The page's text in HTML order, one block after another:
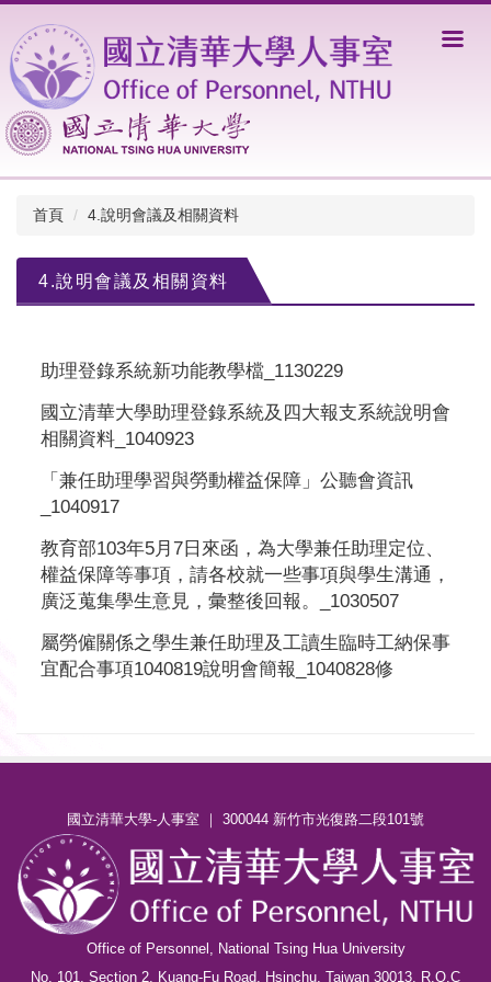
到
主
要
內
容
區
首頁 4.說明會議及相關資料
4.說明會議及相關資料
助理登錄系統新功能教學檔_1130229
國立清華大學助理登錄系統及四大報支系統說明會
相關資料_1040923
「兼任助理學習與勞動權益保障」公聽會資訊
_1040917
教育部103年5月7日來函，為大學兼任助理定位、
權益保障等事項，請各校就一些事項與學生溝通，
廣泛蒐集學生意見，彙整後回報。_1030507
屬勞僱關係之學生兼任助理及工讀生臨時工納保事
宜配合事項1040819說明會簡報_1040828修
國立清華大學-人事室 ｜ 300044 新竹市光復路二段101號
Office of Personnel, National Tsing Hua University
No. 101, Section 2, Kuang-Fu Road, Hsinchu, Taiwan 30013, R.O.C